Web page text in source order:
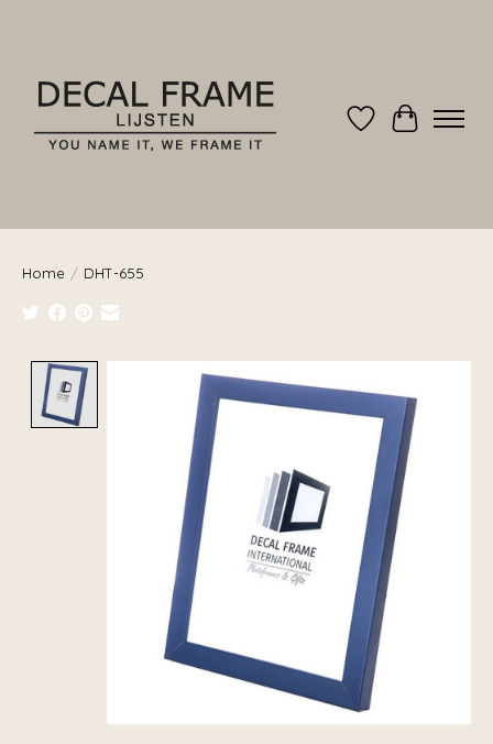
Verlanglijst
Home / DHT-655
Product image slideshow Items